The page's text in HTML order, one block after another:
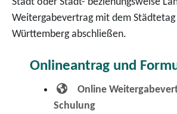
Weitergabevertrag mit dem Städtetag
Württemberg abschließen.
Onlineantrag und
Online
Schulung